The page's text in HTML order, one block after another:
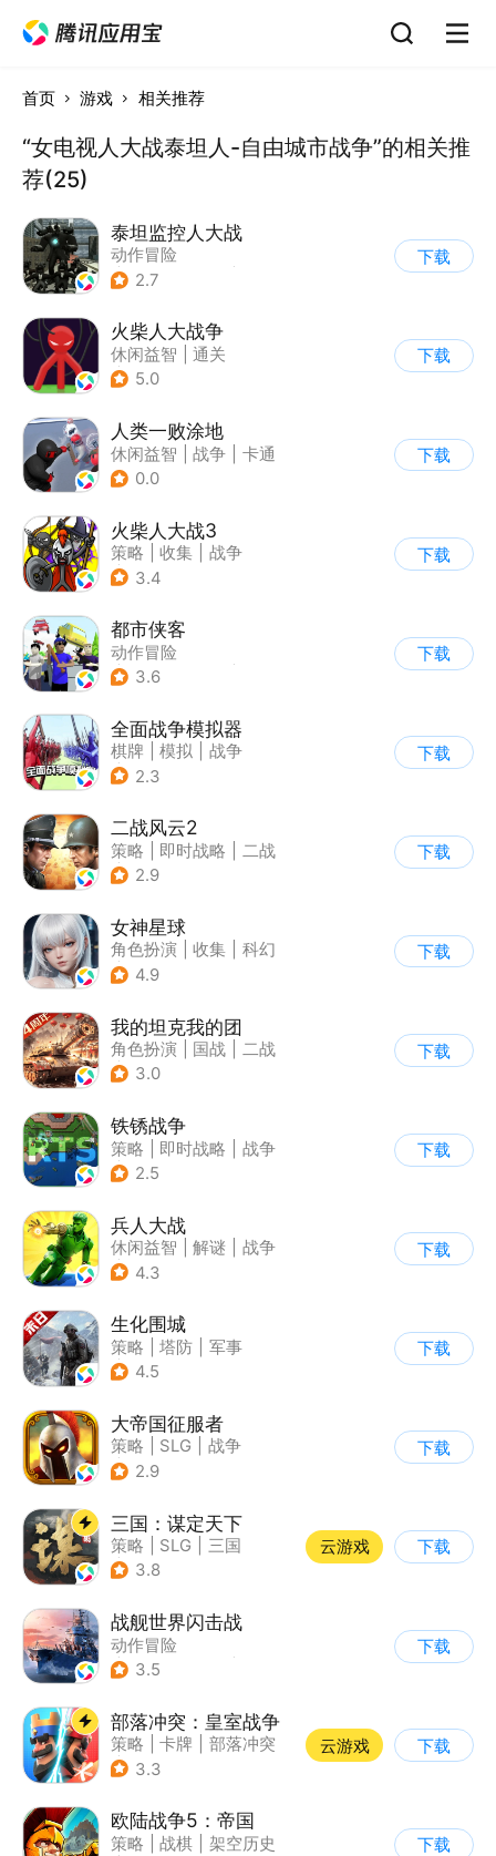
首页 游戏 相关推荐
“女电视人大战泰坦人-自由城市战争”的相关推
荐(25)
泰坦监控人大战
动作冒险
| 第一人称射击
2.7
下载
火柴人大战争
休闲益智
通关
| 火柴人
5.0
下载
人类一败涂地
休闲益智 战争
卡通
0.0
下载
火柴人大战3
策略 收集
战争
| 火柴人
3.4
下载
都市侠客
动作冒险
| 第一人称射击
3.6
下载
全面战争模拟器
棋牌 模拟
战争
| 像素风
2.3
下载
二战风云2
策略 即时战略
二战
| 写实
2.9
下载
女神星球
角色扮演 收集
科幻
| 捏脸
4.9
下载
我的坦克我的团
角色扮演 国战
二战
| 战术竞技
3.0
下载
铁锈战争
策略 即时战略
战争
| 像素风
2.5
下载
兵人大战
休闲益智 解谜
战争
| 文字游戏
4.3
下载
生化围城
策略 塔防
军事
| 废土
4.5
下载
大帝国征服者
策略 SLG
战争
| 帝国时代
2.9
下载
三国：谋定天下
策略 SLG
三国
| 中国风
3.8
云游戏 下载
战舰世界闪击战
动作冒险
| 第三人称射击
3.5
下载
部落冲突：皇室战争
策略 卡牌
部落冲突
| 卡通
3.3
云游戏 下载
欧陆战争5：帝国
策略 战棋
架空历史
下载